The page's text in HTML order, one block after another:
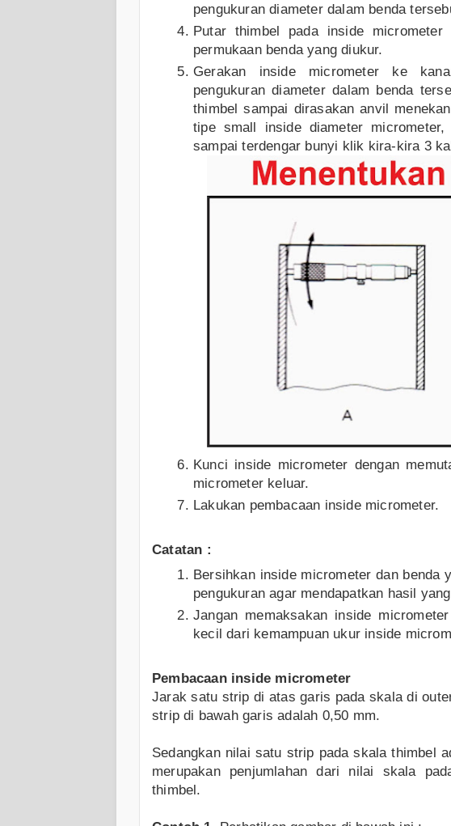
pengukuran diameter dalam benda
Putar thimbel pada inside
permukaan benda yang diukur.
Gerakan inside micrometer ke
pengukuran diameter dalam benda
thimbel sampai dirasakan anvil
tipe small inside diameter
sampai terdengar bunyi klik kira-kira 3
Kunci inside micrometer dengan
micrometer keluar.
Lakukan pembacaan inside micrometer.
Catatan :
Bersihkan inside micrometer dan benda
pengukuran agar mendapatkan hasil
Jangan memaksakan inside
kecil dari kemampuan ukur inside
Pembacaan inside micrometer
Jarak satu strip di atas garis pada skala di
strip di bawah garis adalah 0,50 mm.
Sedangkan nilai satu strip pada skala thimbel
merupakan penjumlahan dari nilai skala
thimbel.